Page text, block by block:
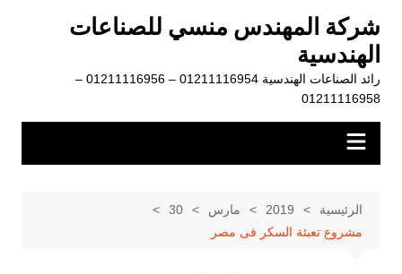
المحتوى
شركة المهندس منسي للصناعات
الهندسية
رائد الصناعات الهندسية 01211116954 – 01211116956 –
01211116958
الرئيسية 2019 مارس
30
مشروع تعبئة السكر فى مصر